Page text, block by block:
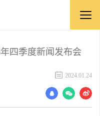
四季度新闻发布会
2024.01.24